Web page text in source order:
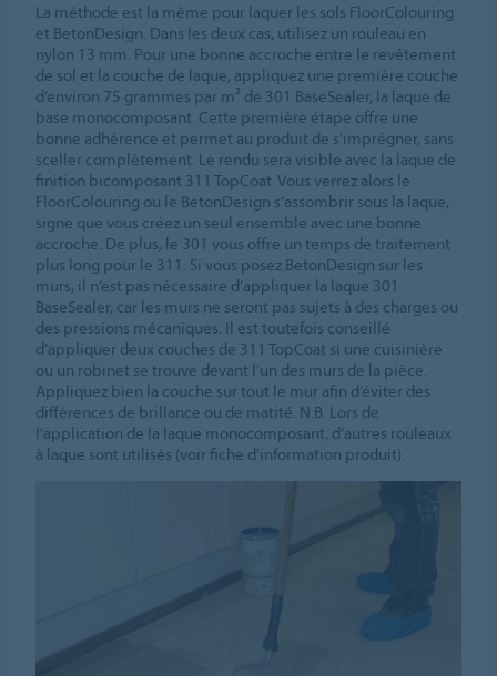
La méthode est la même pour laquer les sols FloorColouring
et BetonDesign. Dans les deux cas, utilisez un rouleau en
nylon 13 mm. Pour une bonne accroche entre le revêtement
de sol et la couche de laque, appliquez une première couche
d’environ 75 grammes par m² de 301 BaseSealer, la laque de
base monocomposant. Cette première étape offre une
bonne adhérence et permet au produit de s'imprégner, sans
sceller complètement. Le rendu sera visible avec la laque de
finition bicomposant 311 TopCoat. Vous verrez alors le
FloorColouring ou le BetonDesign s’assombrir sous la laque,
signe que vous créez un seul ensemble avec une bonne
accroche. De plus, le 301 vous offre un temps de traitement
plus long pour le 311. Si vous posez BetonDesign sur les
murs, il n’est pas nécessaire d’appliquer la laque 301
BaseSealer, car les murs ne seront pas sujets à des charges ou
des pressions mécaniques. Il est toutefois conseillé
d’appliquer deux couches de 311 TopCoat si une cuisinière
ou un robinet se trouve devant l’un des murs de la pièce.
Appliquez bien la couche sur tout le mur afin d’éviter des
différences de brillance ou de matité. N.B. Lors de
l’application de la laque monocomposant, d’autres rouleaux
à laque sont utilisés (voir fiche d'information produit).